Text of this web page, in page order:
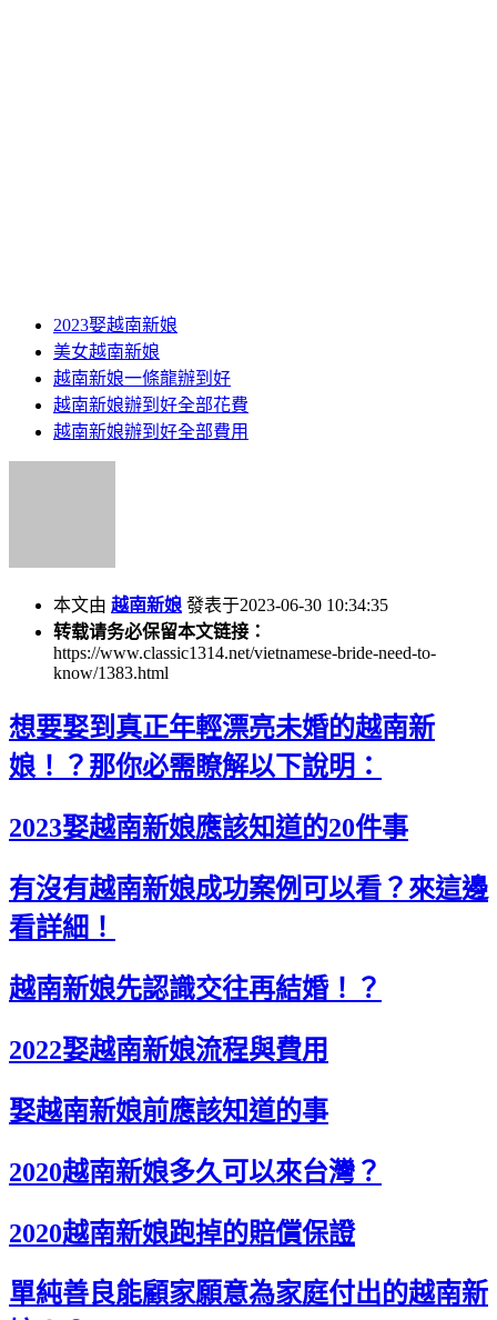
2023娶越南新娘
美女越南新娘
越南新娘一條龍辦到好
越南新娘辦到好全部花費
越南新娘辦到好全部費用
本文由 越南新娘 發表于2023-06-30 10:34:35
转载请务必保留本文链接：
https://www.classic1314.net/vietnamese-bride-need-to-
know/1383.html
想要娶到真正年輕漂亮未婚的越南新
娘！？那你必需瞭解以下說明：
2023娶越南新娘應該知道的20件事
有沒有越南新娘成功案例可以看？來這邊
看詳細！
越南新娘先認識交往再結婚！？
2022娶越南新娘流程與費用
娶越南新娘前應該知道的事
2020越南新娘多久可以來台灣？
2020越南新娘跑掉的賠償保證
單純善良能顧家願意為家庭付出的越南新